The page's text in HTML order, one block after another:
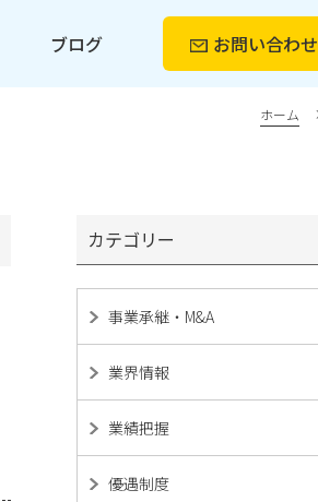
ブログ お問い合わせ
ホーム
カテゴリー
事業承継・M&A
業界情報
業績把握
優遇制度